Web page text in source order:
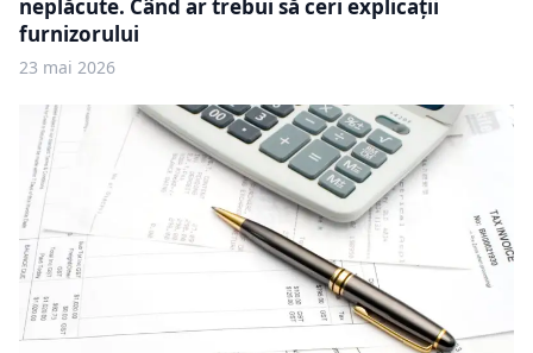
neplăcute. Când ar trebui să ceri explicații
furnizorului
23 mai 2026